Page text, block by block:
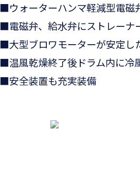
■ウォーターハンマ軽減型電磁
■電磁弁、給水弁にストレーナ
■大型ブロワモーターが安定し
■温風乾燥終了後ドラム内に冷
■安全装置も充実装備